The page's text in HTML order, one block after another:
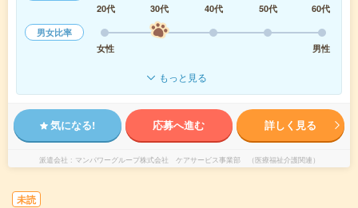
20代
30代 40代 50代
60代
男女比率
女性
男性
もっと見る
気になる! 応募へ進む 詳しく見る
派遣会社 マンパワーグループ株式会社 ケアサービス事業部 （医療福祉介護関連）
未読